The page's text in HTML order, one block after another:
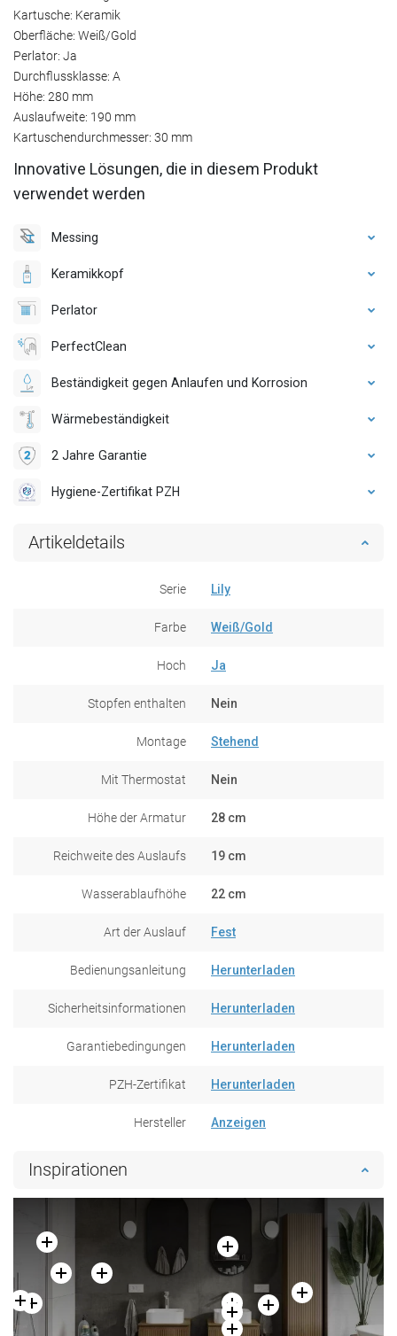
Kartusche: Keramik
Oberfläche: Weiß/Gold
Perlator: Ja
Durchflussklasse: A
Höhe: 280 mm
Auslaufweite: 190 mm
Kartuschendurchmesser: 30 mm
Innovative Lösungen, die in diesem Produkt
verwendet werden
Messing
Keramikkopf
Perlator
PerfectClean
Beständigkeit gegen Anlaufen und Korrosion
Wärmebeständigkeit
2 Jahre Garantie
Hygiene-Zertifikat PZH
Artikeldetails
Serie Lily
Farbe Weiß/Gold
Hoch Ja
Stopfen enthalten Nein
Montage Stehend
Mit Thermostat Nein
Höhe der Armatur 28 cm
Reichweite des Auslaufs 19 cm
Wasserablaufhöhe 22 cm
Art der Auslauf Fest
Bedienungsanleitung Herunterladen
Sicherheitsinformationen Herunterladen
Garantiebedingungen Herunterladen
PZH-Zertifikat Herunterladen
Hersteller Anzeigen
Inspirationen